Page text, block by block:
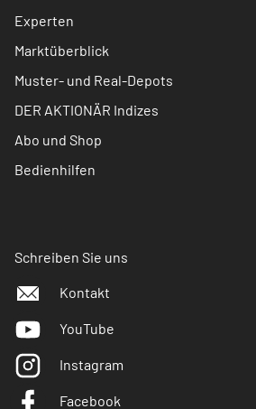
Experten
Marktüberblick
Muster- und Real-Depots
DER AKTIONÄR Indizes
Abo und Shop
Bedienhilfen
Schreiben Sie uns
Kontakt
YouTube
Instagram
Facebook